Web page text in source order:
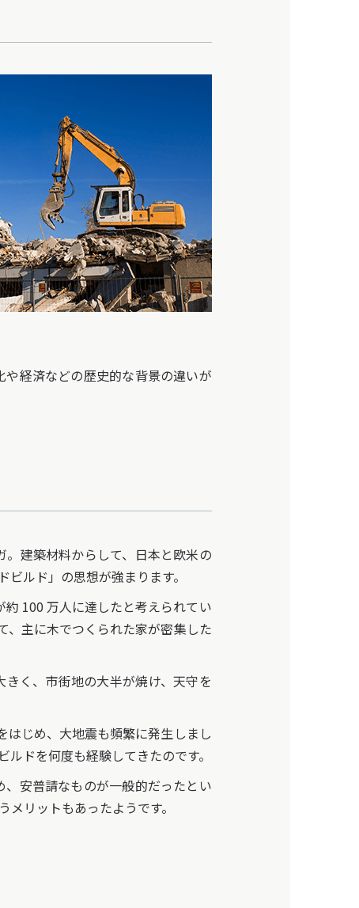
経済などの歴史的な背景の違いが
建築材料からして、日本と欧米の
ルド」の思想が強まります。
100 万人に達したと考えられてい
、主に木でつくられた家が密集した
く、市街地の大半が焼け、天守を
じめ、大地震も頻繁に発生しまし
ドを何度も経験してきたのです。
安普請なものが一般的だったとい
リットもあったようです。